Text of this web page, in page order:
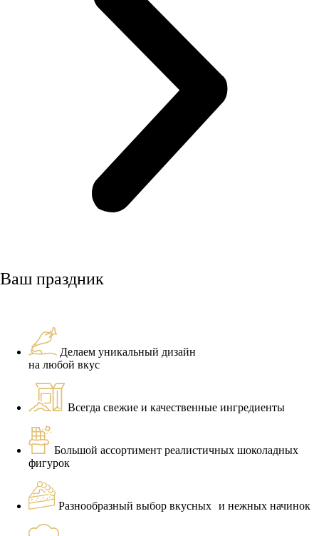
Ваш праздник
Делаем уникальный дизайн
на любой вкус
Всегда свежие и качественные ингредиенты
Большой ассортимент реалистичных шоколадных
фигурок
Разнообразный выбор вкусных и нежных начинок